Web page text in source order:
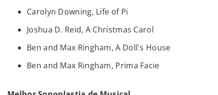
Carolyn Downing, Life of Pi
Joshua D. Reid, A Christmas Carol
Ben and Max Ringham, A Doll's House
Ben and Max Ringham, Prima Facie